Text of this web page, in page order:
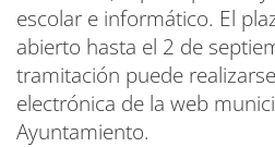
escolar e informático. El
abierto hasta el 2 de
tramitación puede
electrónica de la web
Ayuntamiento.